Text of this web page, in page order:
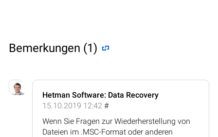
Bemerkungen (1)
Hetman Software: Data Recovery
15.10.2019 12:42 #
Wenn Sie Fragen zur Wiederherstellung von
Dateien im .MSC-Format oder anderen